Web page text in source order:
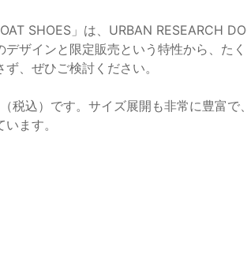
SHOES」は、URBAN RESEARCH
デザインと限定販売という特性から、た
、ぜひご検討ください。
税込）です。サイズ展開も非常に豊富
ます。